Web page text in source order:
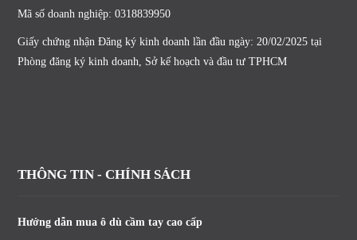
Mã số doanh nghiệp: 0318839950
Giấy chứng nhận Đăng ký kinh doanh lần đầu ngày: 20/02/2025 tại
Phòng đăng ký kinh doanh, Sở kế hoạch và đầu tư TPHCM
THÔNG TIN - CHÍNH SÁCH
Hướng dẫn mua ô dù cầm tay cao cấp